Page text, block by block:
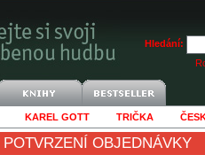
Hledání:
KAREL GOTT TRIČKA
POTVRZENÍ OBJEDNÁVKY